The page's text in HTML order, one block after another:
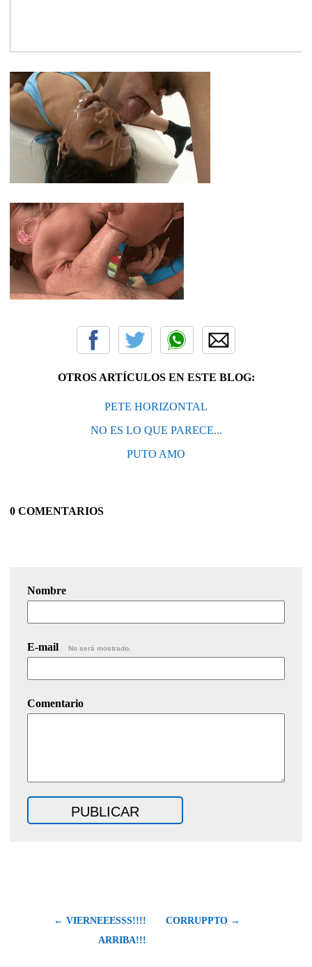
OTROS ARTÍCULOS EN ESTE BLOG:
PETE HORIZONTAL
NO ES LO QUE PARECE...
PUTO AMO
0 COMENTARIOS
Nombre
E-mail No será mostrado.
Comentario
← VIERNEEESSS!!!!
ARRIBA!!!
CORRUPPTO →